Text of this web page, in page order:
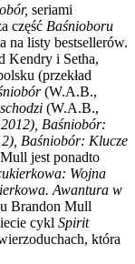
seriami
część Baśnioboru
na listy bestsellerów.
Kendry i Setha,
(przekład
(W.A.B.,
(W.A.B.,
Baśniobór:
Baśniobór: Klucze
jest ponadto
Wojna
Awantura w
Brandon Mull
cykl Spirit
która